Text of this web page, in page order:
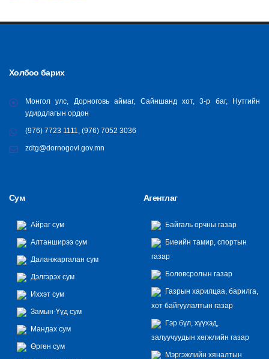
Холбоо барих
Монгол улс, Дорноговь аймаг, Сайншанд хот, 3-р баг, Нутгийн
удирдлагын ордон
(976) 7723 1111, (976) 7052 3036
zdtg@dornogovi.gov.mn
Сум
Айраг сум
Алтанширээ сум
Даланжаргалан сум
Дэлгэрэх сум
Иххэт сум
Замын-Үүд сум
Мандах сум
Өргөн сум
Агентлаг
Байгаль орчны газар
Биеийн тамир, спортын
газар
Боловсролын газар
Газрын харилцаа, барилга,
хот байгуулалтын газар
Гэр бүл, хүүхэд,
залуучуудын хөгжлийн газар
Мэргэжлийн хяналтын